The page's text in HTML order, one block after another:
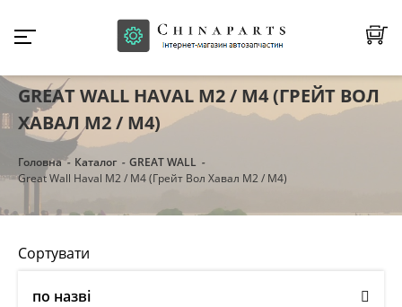
GREAT WALL HAVAL M2 / M4 (ГРЕЙТ ВОЛ
ХАВАЛ М2 / М4)
Головна Каталог
GREAT WALL
Great Wall Haval M2 / M4 (Грейт Вол Хавал М2 / М4)
Сортувати
по назві